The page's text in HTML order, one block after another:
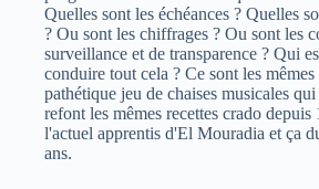
Quelles sont les échéances ? Quelles
? Ou sont les chiffrages ? Ou sont les
surveillance et de transparence ? Qui
conduire tout cela ? Ce sont les mêmes
pathétique jeu de chaises musicales
refont les mêmes recettes crado depuis
l'actuel apprentis d'El Mouradia et ça
ans.